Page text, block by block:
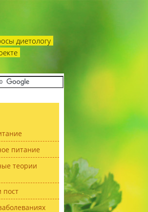
диетологу
питание
теории
пост